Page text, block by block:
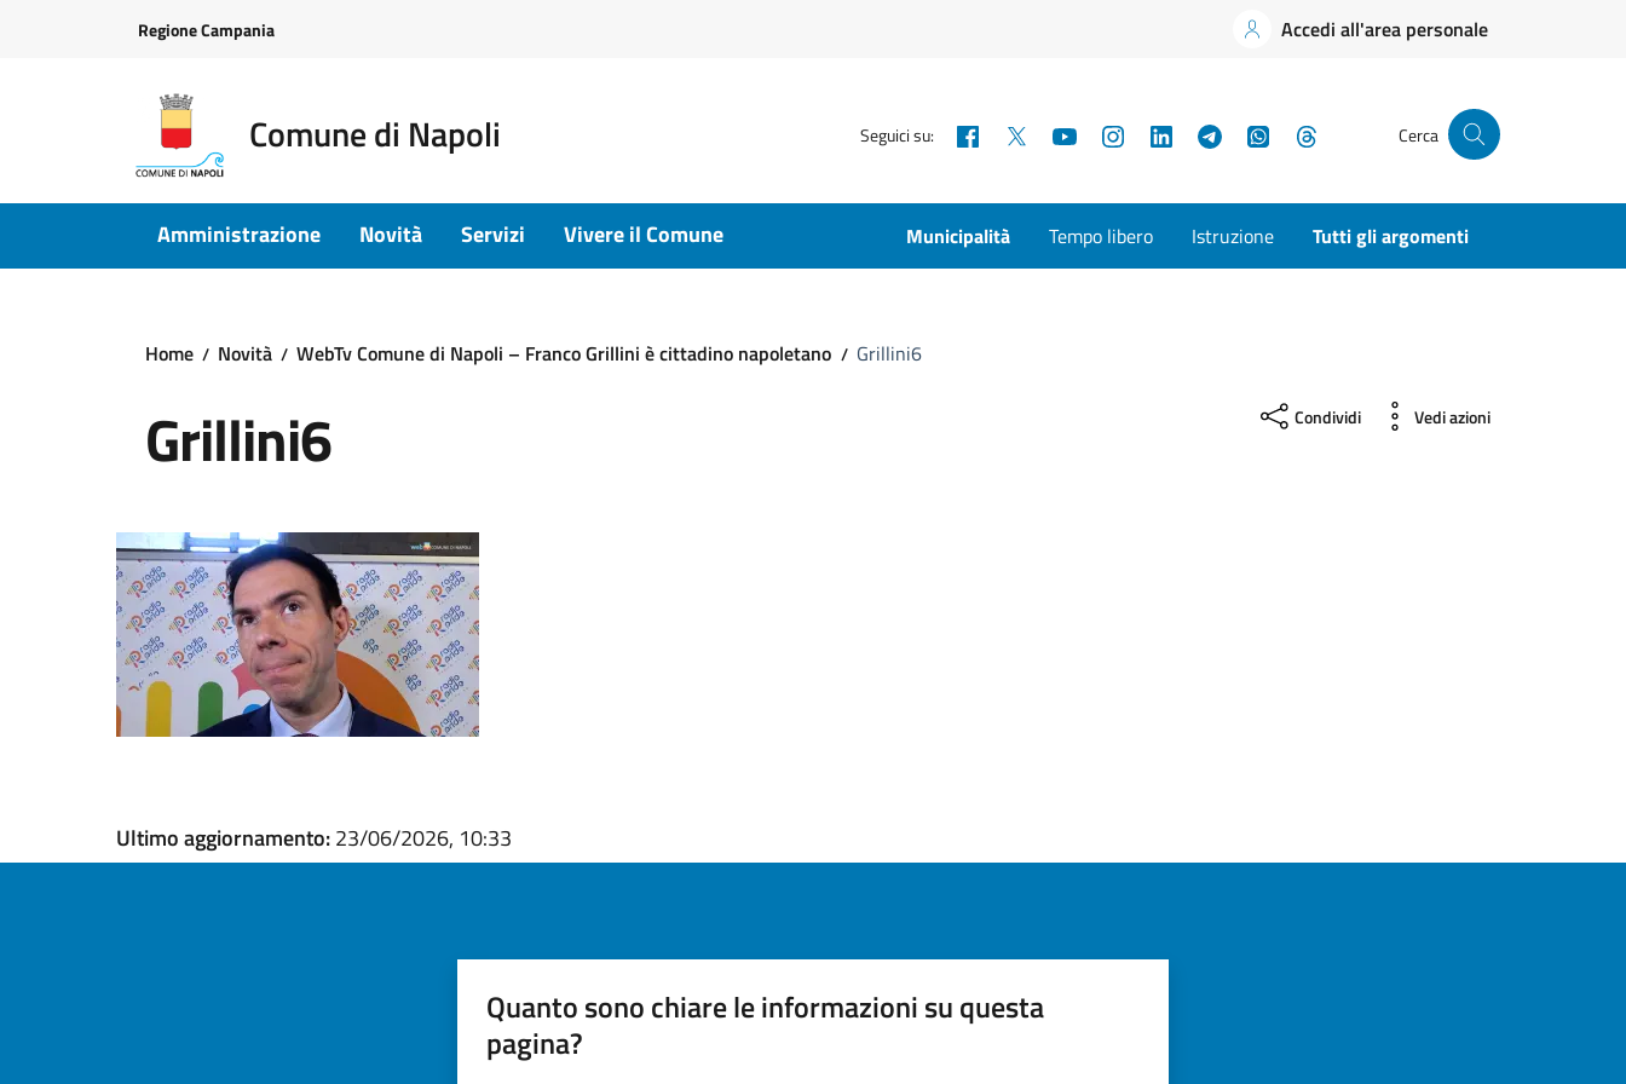
Regione Campania Accedi all'area personale
Comune di Napoli Seguici su: Facebook YouTubeInstagramLinkedInTelegramWhatsApp Cerca
Amministrazione Novità Servizi Vivere il Comune Municipalità Tempo libero Istruzione Tutti gli argomenti
Home Novità WebTv Comune di Napoli – Franco Grillini è cittadino napoletano Grillini6
Grillini6 Condividi Vedi azioni
Ultimo aggiornamento:23/06/2026, 10:33
Quanto sono chiare le informazioni su questa
pagina?